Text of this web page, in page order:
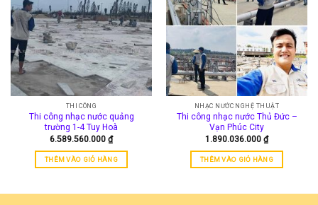
THI CÔNG
Thi công nhạc nước quảng
trường 1-4 Tuy Hoà
6.589.560.000 ₫
THÊM VÀO GIỎ HÀNG
NHẠC NƯỚC NGHỆ THUẬT
Thi công nhạc nước Thủ Đức –
Vạn Phúc City
1.890.036.000 ₫
THÊM VÀO GIỎ HÀNG